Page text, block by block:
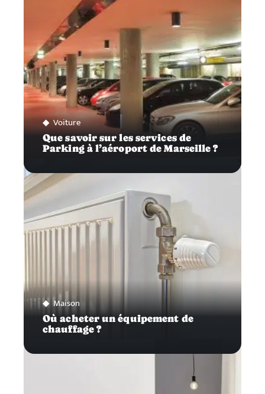
Voiture
Que savoir sur les services de
Parking à l’aéroport de Marseille ?
Maison
Où acheter un équipement de
chauffage ?